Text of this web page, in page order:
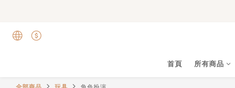
首頁
所有商品